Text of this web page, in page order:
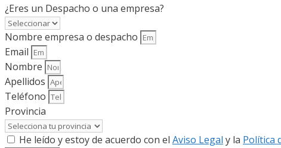
¿Eres un Despacho o una empresa?
Nombre empresa o despacho
Email
Nombre
Apellidos
Teléfono
Provincia
He leído y estoy de acuerdo con el Aviso Legal y la Política